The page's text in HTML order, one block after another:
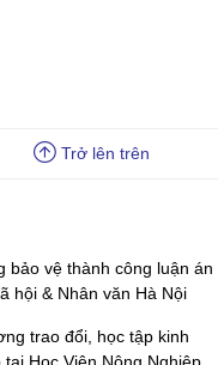
Trở lên trên
bảo vệ thành công luận án
hội & Nhân văn Hà Nội
trao đổi, học tập kinh
Học Viện Nông Nghiệp